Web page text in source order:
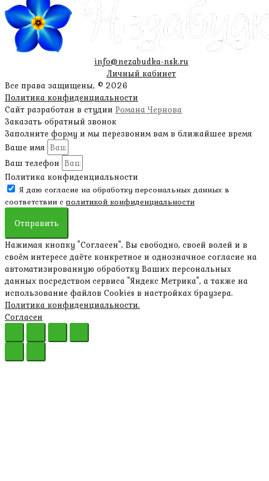
info@nezabudka-nsk.ru
Личный кабинет
Все права защищены, © 2026
Политика конфиденциальности
Сайт разработан в студии Романа Чернова
Заказать обратный звонок
Заполните форму и мы перезвоним вам в ближайшее время
Ваше имя
Ваш телефон
Политика конфиденциальности
Я даю согласие на обработку персональных данных в
соответствии с политикой конфиденциальности
Отправить
Нажимая кнопку "Согласен", Вы свободно, своей волей и в
своём интересе даёте конкретное и однозначное согласие на
автоматизированную обработку Ваших персональных
данных посредством сервиса "Яндекс Метрика", а также на
использование файлов Cookies в настройках браузера.
Политика конфиденциальности.
Согласен